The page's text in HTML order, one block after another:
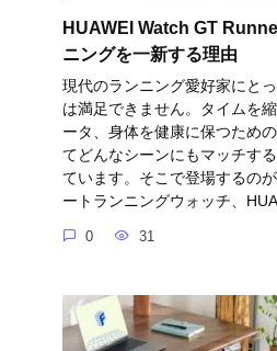
HUAWEI Watch GT
ニングを一新する理由
現代のランニング愛好家にと
は満足できません。タイムを
ータ、身体を健康に保つため
てどんなシーンにもマッチす
ています。そこで登場するの
ートランニングウォッチ、
0 31